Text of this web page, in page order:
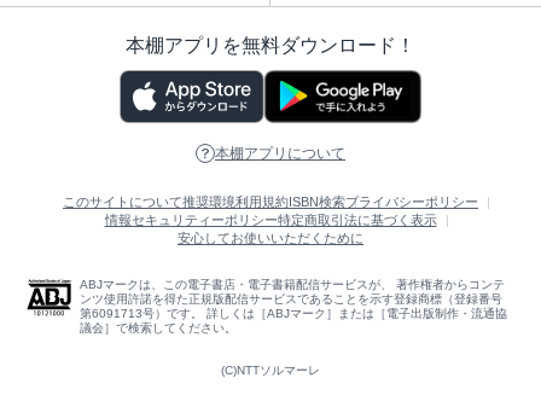
本棚アプリを無料ダウンロード！
本棚アプリについて
このサイトについて推奨環境利用規約 ISBN検索プライバシーポリシー
情報セキュリティーポリシー特定商取引法に基づく表示
安心してお使いいただくために
ABJマークは、この電子書店・電子書籍配信サービスが、 著作権者からコンテ
ンツ使用許諾を得た正規版配信サービスであることを示す登録商標（登録番号
第6091713号）です。 詳しくは［ABJマーク］または［電子出版制作・流通協
議会］で検索してください。
(C)NTTソルマーレ